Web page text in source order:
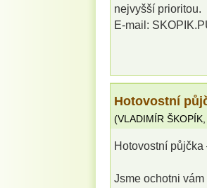
nejvyšší prioritou.
E-mail:
Hotovostní
(VLADIMÍR ŠKOPÍK
Hotovostní
Jsme ochotni